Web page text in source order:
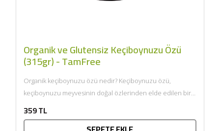
Organik ve Glutensiz Keçiboynuzu Özü
(315gr) - TamFree
Organik keçiboynuzu özü nedir? Keçiboynuzu özü,
keçiboynuzu meyvesinin doğal özlerinden elde edilen bir
359 TL